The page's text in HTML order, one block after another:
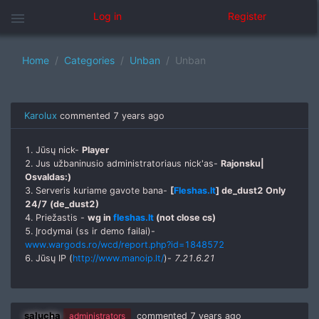
menu Log in Register
Home Categories Unban Unban
Karolux commented 7 years ago
1. Jūsų nick- Player
2. Jus užbaninusio administratoriaus nick'as- Rajonsku|
Osvaldas:)
3. Serveris kuriame gavote bana- [Fleshas.lt] de_dust2 Only
24/7 (de_dust2)
4. Priežastis - wg in fleshas.lt (not close cs)
5. Įrodymai (ss ir demo failai)-
www.wargods.ro/wcd/report.php?id=1848572
6. Jūsų IP (http://www.manoip.lt/)- 7.21.6.21
salucha administrators commented 7 years ago